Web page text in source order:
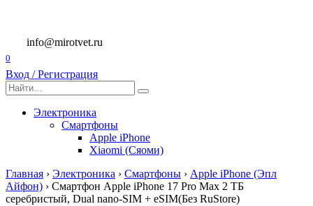
содержанию
info@mirotvet.ru
0
Вход / Регистрация
Search
for:
Электроника
Смартфоны
Apple iPhone
Xiaomi (Сяоми)
Главная › Электроника › Смартфоны › Apple iPhone (Эпл
Айфон) › Смартфон Apple iPhone 17 Pro Max 2 ТБ
серебристый, Dual nano-SIM + eSIM(Без RuStore)